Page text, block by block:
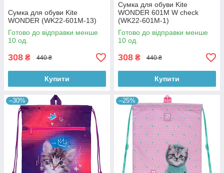
Сумка для обуви Kite
WONDER (WK22-601M-13)
Готово до відправки менше
10 од.
308 ₴ 440 ₴
Купити
Сумка для обуви Kite
WONDER 601M W check
(WK22-601M-1)
Готово до відправки менше
10 од.
308 ₴ 440 ₴
Купити
–30% –25%